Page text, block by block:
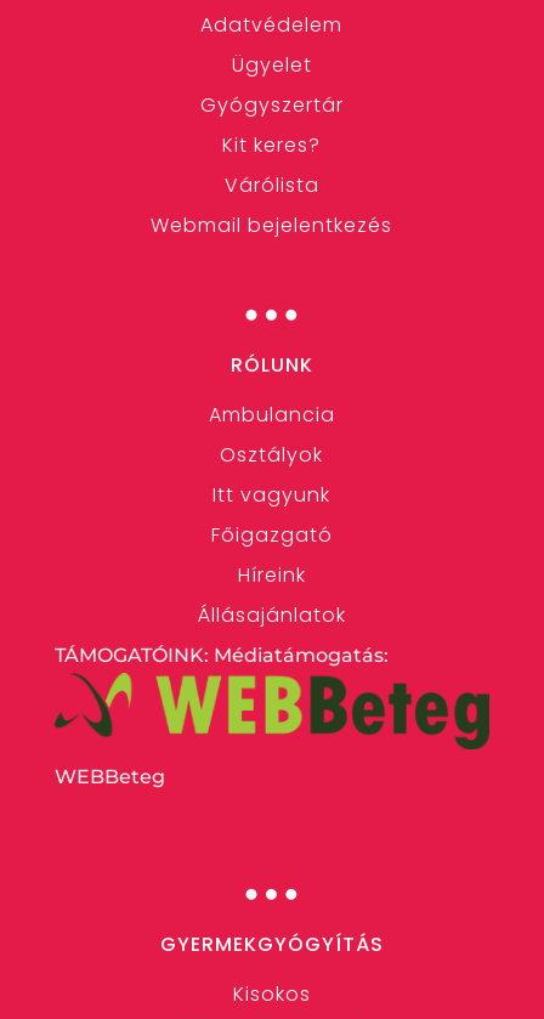
Adatvédelem
Ügyelet
Gyógyszertár
Kit keres?
Várólista
Webmail bejelentkezés
…
RÓLUNK
Ambulancia
Osztályok
Itt vagyunk
Főigazgató
Híreink
Állásajánlatok
TÁMOGATÓINK: Médiatámogatás:
WEBBeteg
…
GYERMEKGYÓGYÍTÁS
Kisokos